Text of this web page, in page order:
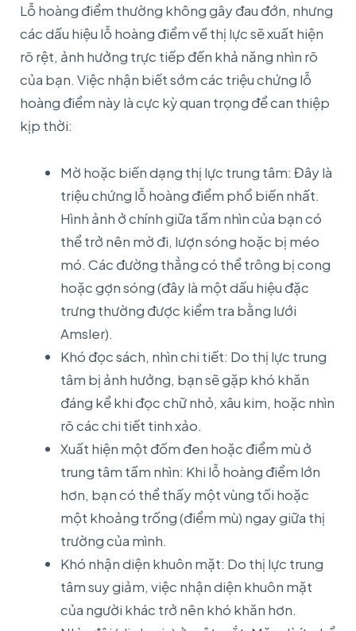
Lỗ hoàng điểm thường không gây đau đớn, nhưng
các dấu hiệu lỗ hoàng điểm về thị lực sẽ xuất hiện
rõ rệt, ảnh hưởng trực tiếp đến khả năng nhìn rõ
của bạn. Việc nhận biết sớm các triệu chứng lỗ
hoàng điểm này là cực kỳ quan trọng để can thiệp
kịp thời:
Mờ hoặc biến dạng thị lực trung tâm: Đây là
triệu chứng lỗ hoàng điểm phổ biến nhất.
Hình ảnh ở chính giữa tầm nhìn của bạn có
thể trở nên mờ đi, lượn sóng hoặc bị méo
mó. Các đường thẳng có thể trông bị cong
hoặc gợn sóng (đây là một dấu hiệu đặc
trưng thường được kiểm tra bằng lưới
Amsler).
Khó đọc sách, nhìn chi tiết: Do thị lực trung
tâm bị ảnh hưởng, bạn sẽ gặp khó khăn
đáng kể khi đọc chữ nhỏ, xâu kim, hoặc nhìn
rõ các chi tiết tinh xảo.
Xuất hiện một đốm đen hoặc điểm mù ở
trung tâm tầm nhìn: Khi lỗ hoàng điểm lớn
hơn, bạn có thể thấy một vùng tối hoặc
một khoảng trống (điểm mù) ngay giữa thị
trường của mình.
Khó nhận diện khuôn mặt: Do thị lực trung
tâm suy giảm, việc nhận diện khuôn mặt
của người khác trở nên khó khăn hơn.